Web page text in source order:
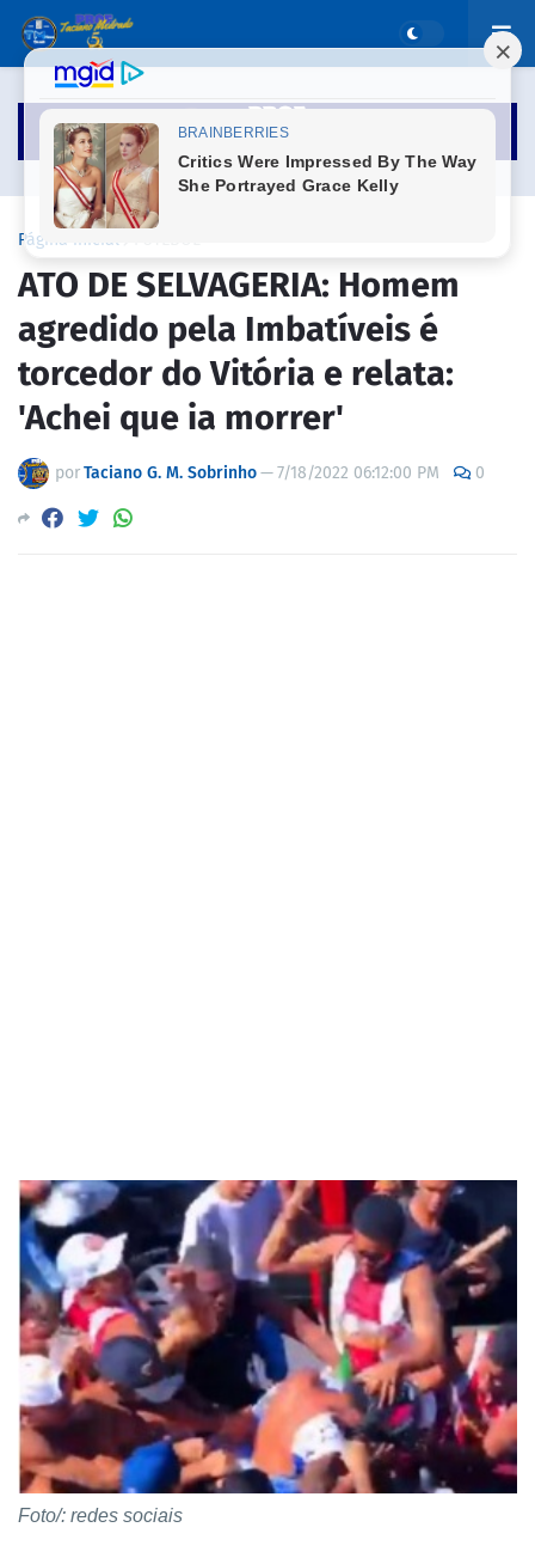
Página inicial
ATO DE SELVAGERIA: Homem
agredido pela Imbatíveis é
torcedor do Vitória e relata:
'Achei que ia morrer'
porTaciano G. M. Sobrinho—7/18/2022 06:12:00 PM 0
Foto/: redes sociais